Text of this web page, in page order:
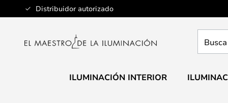
Distribuidor autorizado
Ir
al
aquí
ILUMINACIÓN INTERIOR